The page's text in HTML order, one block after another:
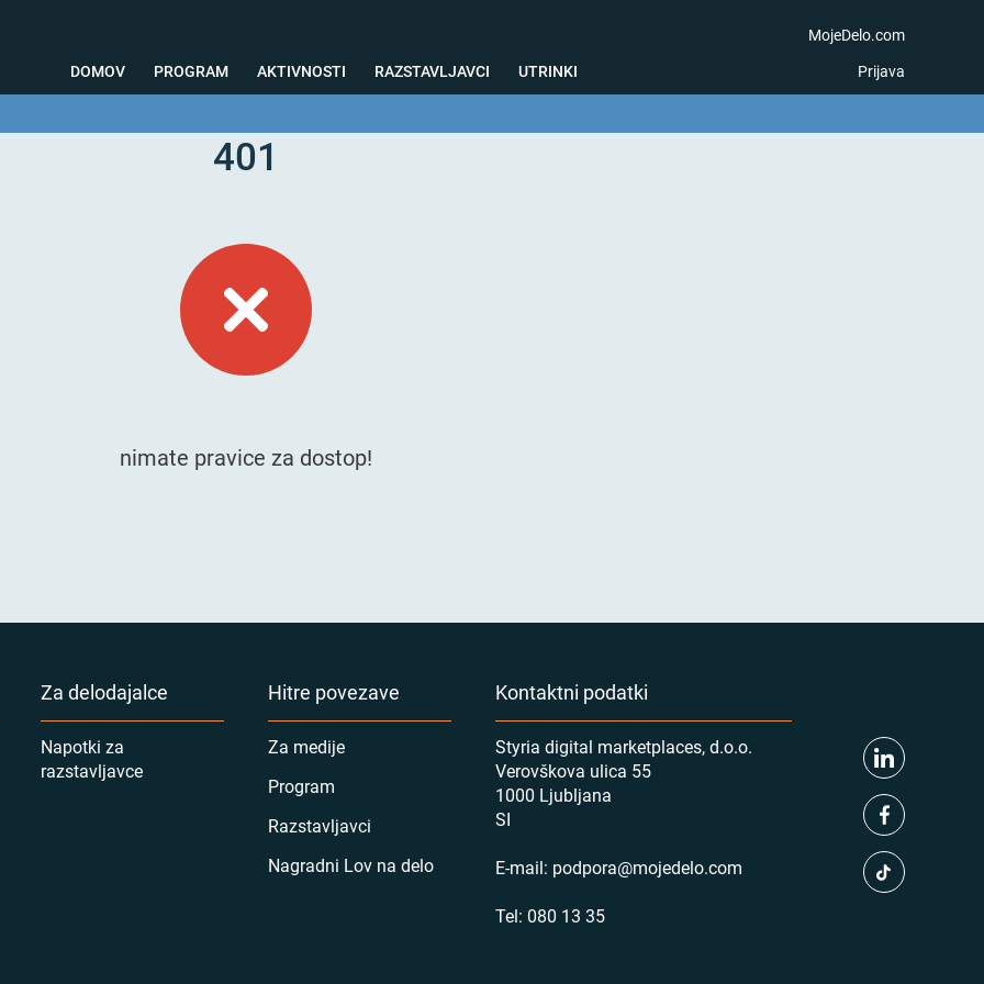
DOMOV PROGRAM AKTIVNOSTI
Testiranja
RAZSTAVLJAVCI UTRINKI
MojeDelo.com
Prijava
401
nimate pravice za dostop!
Za delodajalce
Napotki za
razstavljavce
Hitre povezave
Za medije
Program
Razstavljavci
Nagradni Lov na delo
Kontaktni podatki
Styria digital marketplaces, d.o.o.
Verovškova ulica 55
1000 Ljubljana
SI
E-mail: podpora@mojedelo.com
Tel: 080 13 35